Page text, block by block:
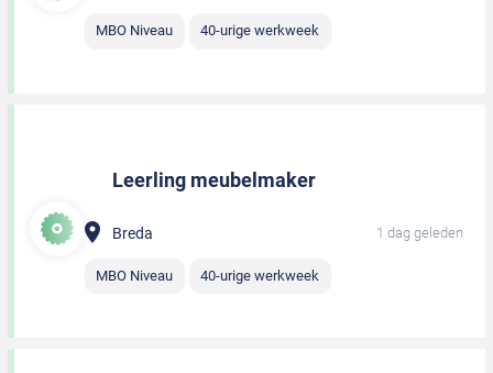
MBO Niveau 40-urige werkweek
Leerling meubelmaker
Breda 1 dag geleden
MBO Niveau 40-urige werkweek